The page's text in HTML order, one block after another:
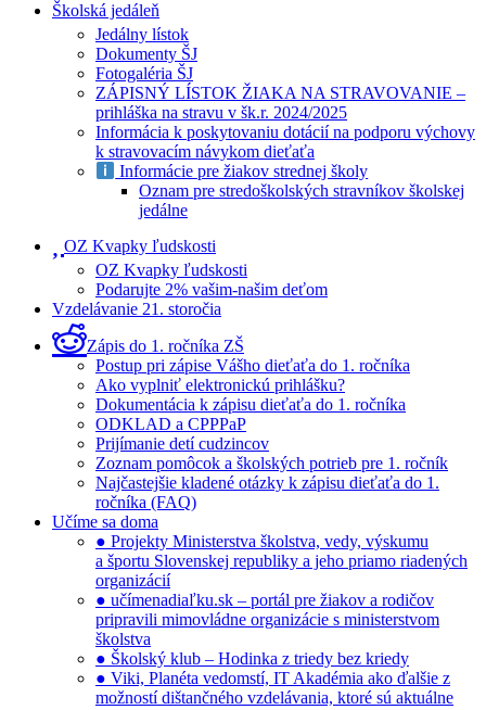
Školská jedáleň
Jedálny lístok
Dokumenty ŠJ
Fotogaléria ŠJ
ZÁPISNÝ LÍSTOK ŽIAKA NA STRAVOVANIE –
prihláška na stravu v šk.r. 2024/2025
Informácia k poskytovaniu dotácií na podporu výchovy
k stravovacím návykom dieťaťa
Informácie pre žiakov strednej školy
Oznam pre stredoškolských stravníkov školskej
jedálne
OZ Kvapky ľudskosti
OZ Kvapky ľudskosti
Podarujte 2% vašim-našim deťom
Vzdelávanie 21. storočia
Zápis do 1. ročníka ZŠ
Postup pri zápise Vášho dieťaťa do 1. ročníka
Ako vyplniť elektronickú prihlášku?
Dokumentácia k zápisu dieťaťa do 1. ročníka
ODKLAD a CPPPaP
Prijímanie detí cudzincov
Zoznam pomôcok a školských potrieb pre 1. ročník
Najčastejšie kladené otázky k zápisu dieťaťa do 1.
ročníka (FAQ)
Učíme sa doma
● Projekty Ministerstva školstva, vedy, výskumu
a športu Slovenskej republiky a jeho priamo riadených
organizácií
● učímenadiaľku.sk – portál pre žiakov a rodičov
pripravili mimovládne organizácie s ministerstvom
školstva
● Školský klub – Hodinka z triedy bez kriedy
● Viki, Planéta vedomstí, IT Akadémia ako ďalšie z
možností dištančného vzdelávania, ktoré sú aktuálne